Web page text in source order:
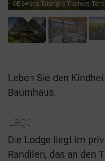
©Elewana Tarangire Treetops,
Leben Sie den
Baumhaus.
Lage
Die Lodge liegt im
Randilen, das an den